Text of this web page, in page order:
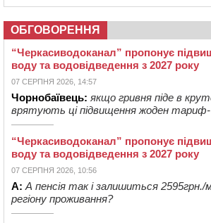
ОБГОВОРЕННЯ
“Черкасиводоканал” пропонує
воду та водовідведення з 2027 року
07 СЕРПНЯ 2026, 14:57
Чорнобаївець: якщо гривня піде в
врятують ці підвищення жоден тариф-
“Черкасиводоканал” пропонує
воду та водовідведення з 2027 року
07 СЕРПНЯ 2026, 10:56
А: А пенсія так і залишиться 2595грн./
регіону проживання?